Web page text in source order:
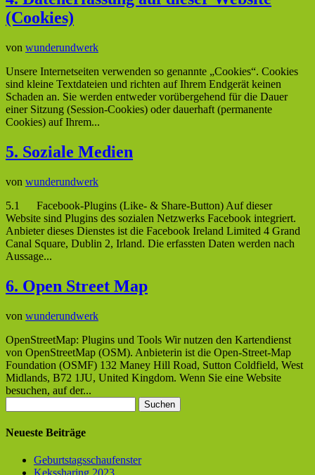
(Cookies)
von wunderundwerk
Unsere Internetseiten verwenden so genannte „Cookies“. Cookies
sind kleine Textdateien und richten auf Ihrem Endgerät keinen
Schaden an. Sie werden entweder vorübergehend für die Dauer
einer Sitzung (Session-Cookies) oder dauerhaft (permanente
Cookies) auf Ihrem...
5. Soziale Medien
von wunderundwerk
5.1 Facebook-Plugins (Like- & Share-Button) Auf dieser
Website sind Plugins des sozialen Netzwerks Facebook integriert.
Anbieter dieses Dienstes ist die Facebook Ireland Limited 4 Grand
Canal Square, Dublin 2, Irland. Die erfassten Daten werden nach
Aussage...
6. Open Street Map
von wunderundwerk
OpenStreetMap: Plugins und Tools Wir nutzen den Kartendienst
von OpenStreetMap (OSM). Anbieterin ist die Open-Street-Map
Foundation (OSMF) 132 Maney Hill Road, Sutton Coldfield, West
Midlands, B72 1JU, United Kingdom. Wenn Sie eine Website
besuchen, auf der...
nach:
Neueste Beiträge
Geburtstagsschaufenster